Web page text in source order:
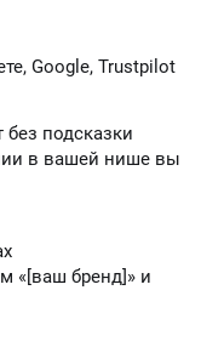
Google, Trustpilot
подсказки
в вашей нише вы
«[ваш бренд]» и